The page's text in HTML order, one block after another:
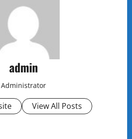
admin
Administrator
View All Posts